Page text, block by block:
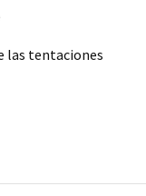
las tentaciones